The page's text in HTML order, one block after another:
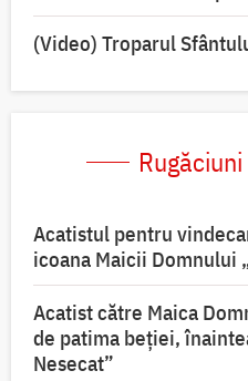
(Video) Troparul
Acatistul pentru
icoana Maicii Domnului
Acatist către Maica
de patima beției,
Nesecat”